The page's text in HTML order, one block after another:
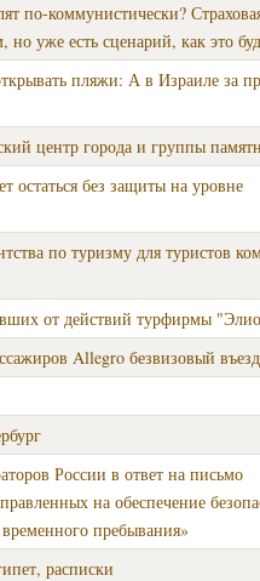
по-коммунистически?
уже есть сценарий, как это
пляжи: А в Израиле за
центр города и группы
остаться без защиты на уровне
по туризму для туристов
от действий турфирмы
Allegro безвизовый
России в ответ на письмо
на обеспечение
пребывания»
расписки